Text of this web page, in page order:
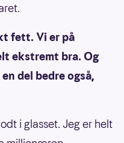
fett. Vi er på
ekstremt bra. Og
del bedre også,
i glasset. Jeg er helt